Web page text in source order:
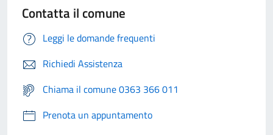
Contatta il comune
Leggi le domande frequenti
Richiedi Assistenza
Chiama il comune 0363 366 011
Prenota un appuntamento